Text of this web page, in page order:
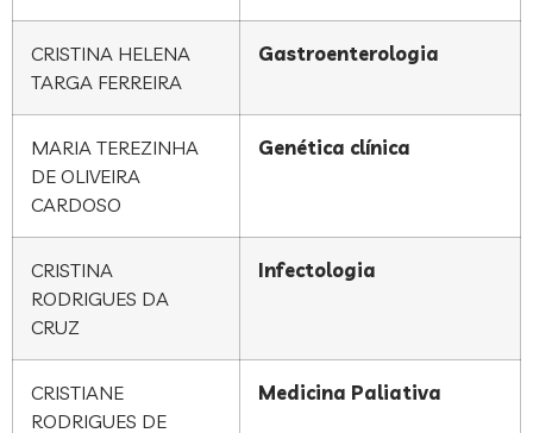
CRISTINA HELENA
TARGA FERREIRA
Gastroenterologia
MARIA TEREZINHA
DE OLIVEIRA
CARDOSO
Genética clínica
CRISTINA
RODRIGUES DA
CRUZ
Infectologia
CRISTIANE
RODRIGUES DE
Medicina Paliativa